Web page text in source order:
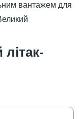
вантажем для